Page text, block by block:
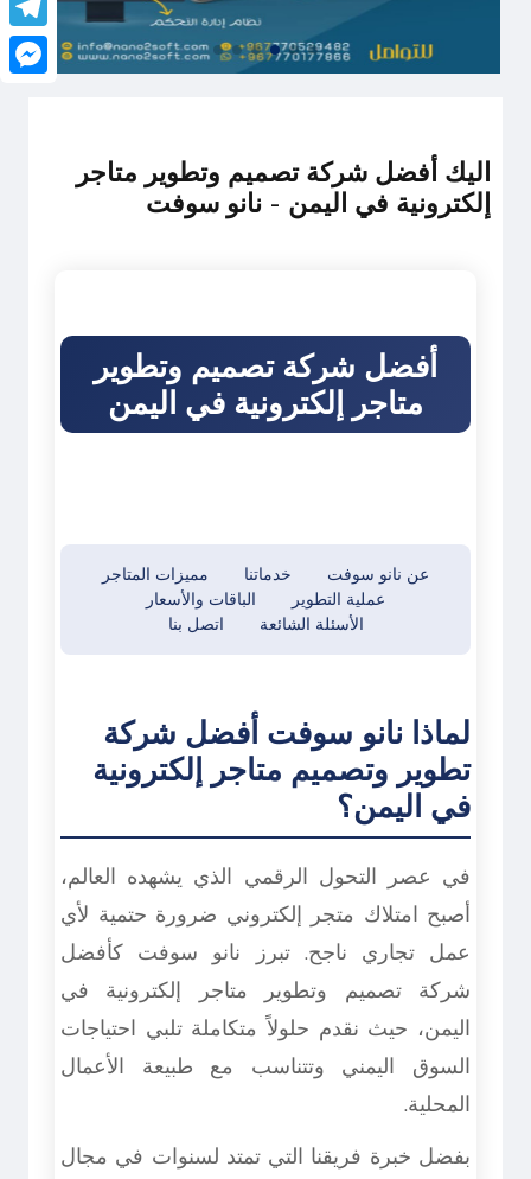
اليك أفضل شركة تصميم وتطوير متاجر
إلكترونية في اليمن - نانو سوفت
أفضل شركة تصميم وتطوير
متاجر إلكترونية في اليمن
عن نانو سوفت خدماتنا
مميزات المتاجر
عملية التطوير
الباقات والأسعار
الأسئلة الشائعة
اتصل بنا
لماذا نانو سوفت أفضل شركة
تطوير وتصميم متاجر إلكترونية
في اليمن؟
في عصر التحول الرقمي الذي يشهده العالم،
أصبح امتلاك متجر إلكتروني ضرورة حتمية لأي
عمل تجاري ناجح. تبرز نانو سوفت كأفضل
شركة تصميم وتطوير متاجر إلكترونية في
اليمن، حيث نقدم حلولاً متكاملة تلبي احتياجات
السوق اليمني وتتناسب مع طبيعة الأعمال
المحلية.
بفضل خبرة فريقنا التي تمتد لسنوات في مجال